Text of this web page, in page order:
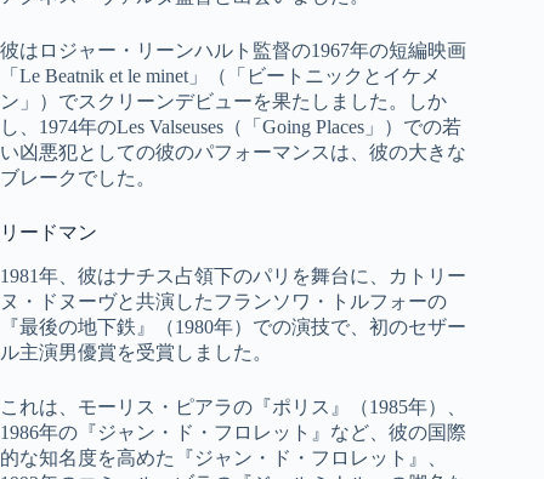
彼はロジャー・リーンハルト監督の1967年の短編映画
「Le Beatnik et le minet」（「ビートニックとイケメ
ン」）でスクリーンデビューを果たしました。しか
し、1974年のLes Valseuses（「Going Places」）での若
い凶悪犯としての彼のパフォーマンスは、彼の大きな
ブレークでした。
リードマン
1981年、彼はナチス占領下のパリを舞台に、カトリー
ヌ・ドヌーヴと共演したフランソワ・トルフォーの
『最後の地下鉄』（1980年）での演技で、初のセザー
ル主演男優賞を受賞しました。
これは、モーリス・ピアラの『ポリス』（1985年）、
1986年の『ジャン・ド・フロレット』など、彼の国際
的な知名度を高めた『ジャン・ド・フロレット』、